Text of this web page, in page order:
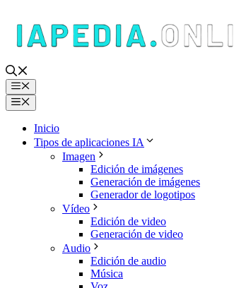
contenido
Menú
Menú
Inicio
Tipos de aplicaciones IA
Imagen
Edición de imágenes
Generación de imágenes
Generador de logotipos
Vídeo
Edición de video
Generación de video
Audio
Edición de audio
Música